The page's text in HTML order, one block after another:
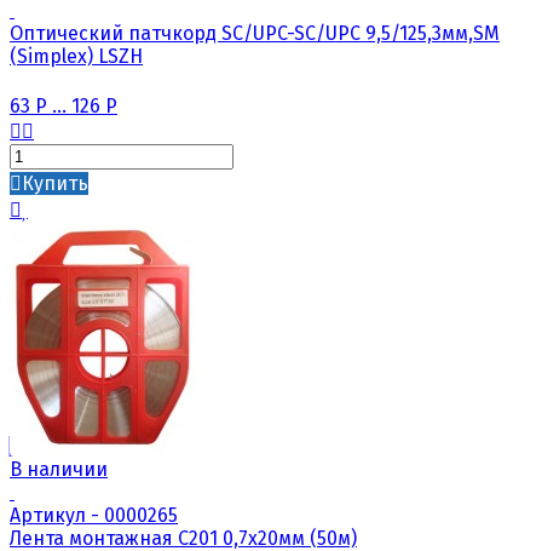
Оптический патчкорд SC/UPC-SC/UPC 9,5/125,3мм,SM
(Simplex) LSZH
63 Р ... 126 Р
Купить
В наличии
Артикул - 0000265
Лента монтажная С201 0,7х20мм (50м)